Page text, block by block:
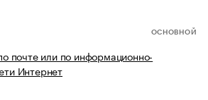
ОСНОВНОЙ
почте или по информационно-
Интернет